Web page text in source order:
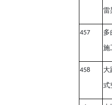
雷
457 多
施
458 大
式